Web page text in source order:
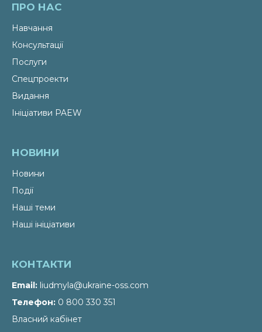
ПРО НАС
Навчання
Консультації
Послуги
Спецпроекти
Видання
Ініціативи PAEW
НОВИНИ
Новини
Події
Наші теми
Наші ініціативи
КОНТАКТИ
Email liudmyla@ukraine-oss.com
Телефон 0 800 330 351
Власний кабінет